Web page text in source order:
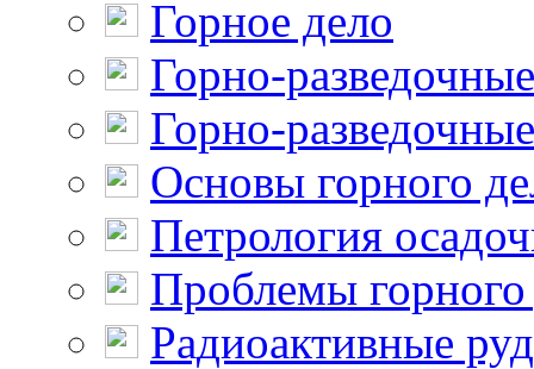
Горное дело
Горно-
Горно-
Основы горного
Петрология
Проблемы горного
Радиоактивные